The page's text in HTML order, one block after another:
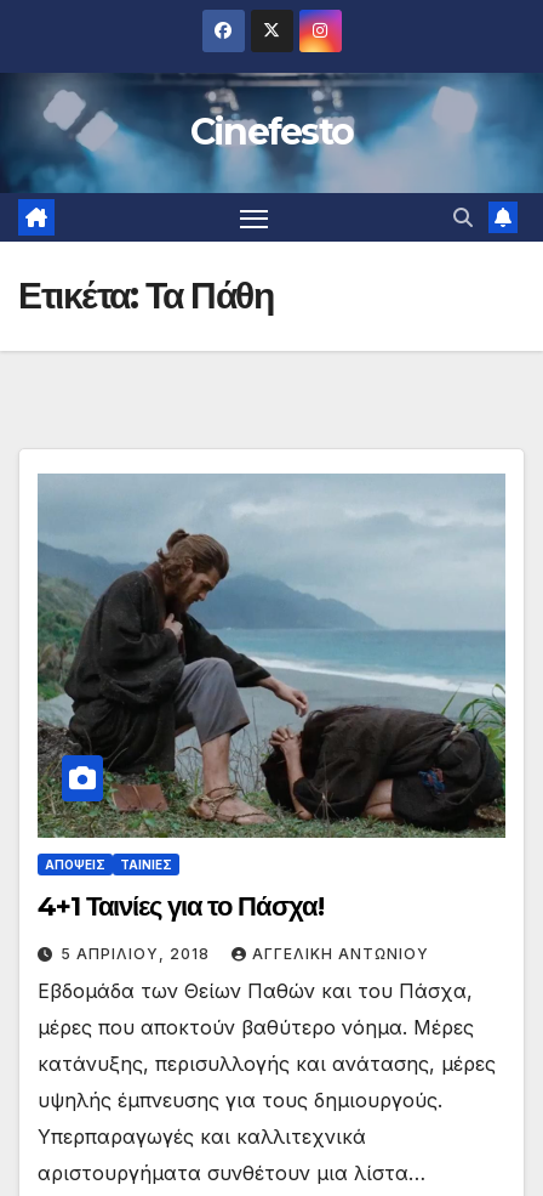
περιεχόμενο
Cinefesto
Ετικέτα:Τα Πάθη
ΑΠΟΨΕΙΣ ΤΑΙΝΙΕΣ
4+1 Ταινίες για το Πάσχα!
5 ΑΠΡΙΛΊΟΥ, 2018 ΑΓΓΕΛΙΚΉ ΑΝΤΩΝΊΟΥ
Εβδομάδα των Θείων Παθών και του Πάσχα,
μέρες που αποκτούν βαθύτερο νόημα. Μέρες
κατάνυξης, περισυλλογής και ανάτασης, μέρες
υψηλής έμπνευσης για τους δημιουργούς.
Υπερπαραγωγές και καλλιτεχνικά
αριστουργήματα συνθέτουν μια λίστα…